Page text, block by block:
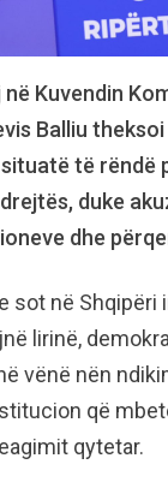
Kuvendin
Balliu
të rëndë
duke
dhe
sot në
lirinë,
vënë nën
që
qytetar.